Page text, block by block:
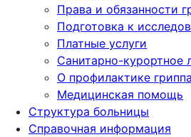
Права и обязанности
Подготовка к
Платные услуги
Санитарно-курортное
О профилактике
Медицинская помощь
Структура больницы
Справочная информация